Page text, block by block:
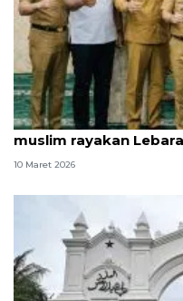
Pemkab Badung beri
muslim rayakan
10 Maret 2026